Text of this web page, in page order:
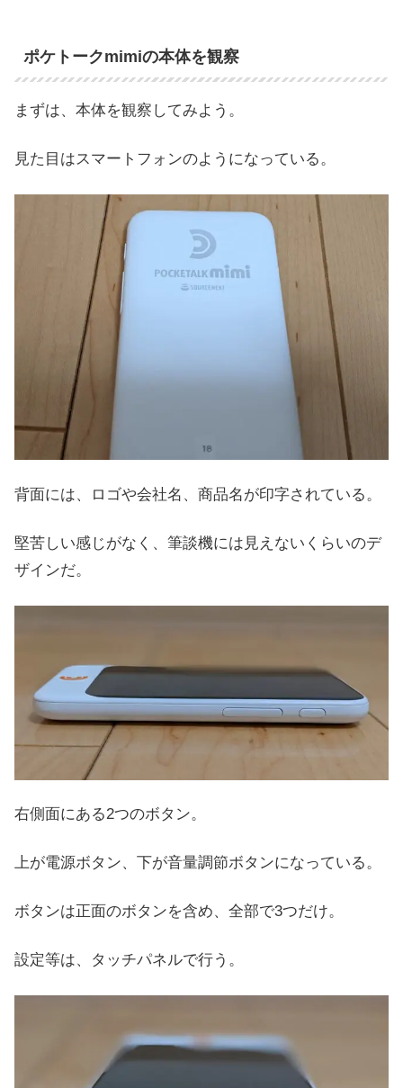
ポケトークmimiの本体を観察
まずは、本体を観察してみよう。
見た目はスマートフォンのようになっている。
背面には、ロゴや会社名、商品名が印字されている。
堅苦しい感じがなく、筆談機には見えないくらいのデ
ザインだ。
右側面にある2つのボタン。
上が電源ボタン、下が音量調節ボタンになっている。
ボタンは正面のボタンを含め、全部で3つだけ。
設定等は、タッチパネルで行う。